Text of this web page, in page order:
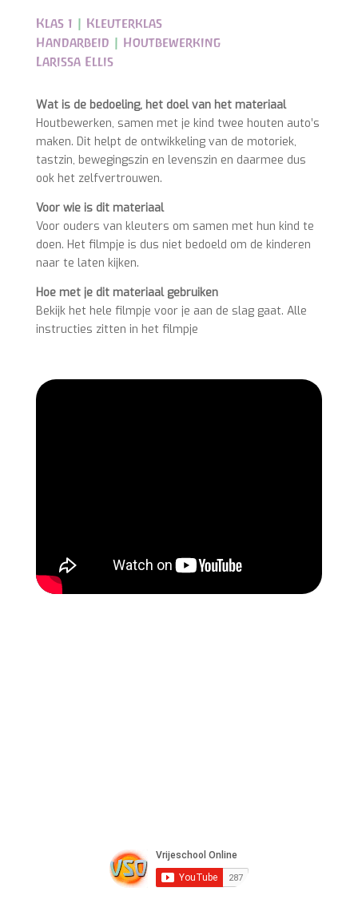
Klas 1 | Kleuterklas
Handarbeid | Houtbewerking
Larissa Ellis
Wat is de bedoeling, het doel van het materiaal
Houtbewerken, samen met je kind twee houten auto’s
maken. Dit helpt de ontwikkeling van de motoriek,
tastzin, bewegingszin en levenszin en daarmee dus
ook het zelfvertrouwen.
Voor wie is dit materiaal
Voor ouders van kleuters om samen met hun kind te
doen. Het filmpje is dus niet bedoeld om de kinderen
naar te laten kijken.
Hoe met je dit materiaal gebruiken
Bekijk het hele filmpje voor je aan de slag gaat. Alle
instructies zitten in het filmpje